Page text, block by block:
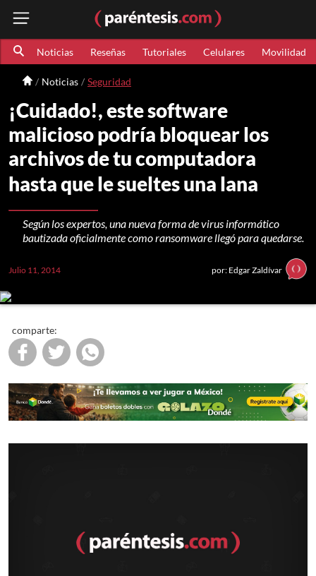
Noticias Reseñas Tutoriales Celulares Movilidad
Noticias Seguridad
¡Cuidado!, este software
malicioso podría bloquear los
archivos de tu computadora
hasta que le sueltes una lana
Según los expertos, una nueva forma de virus informático
bautizada oficialmente como ransomware llegó para quedarse.
Julio 11, 2014 por: Edgar Zaldívar
comparte: